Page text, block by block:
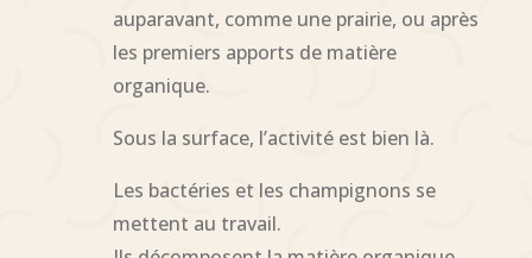
auparavant, comme une prairie, ou après
les premiers apports de matière
organique.
Sous la surface, l’activité est bien là.
Les bactéries et les champignons se
mettent au travail.